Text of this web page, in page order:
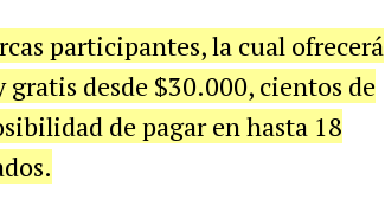
participantes, la cual ofrecerá
desde $30.000, cientos de
de pagar en hasta 18